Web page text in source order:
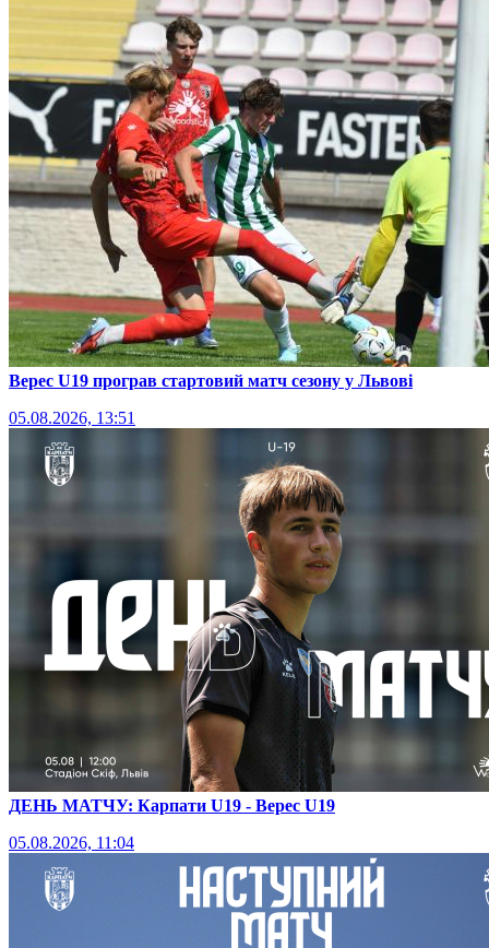
Верес U19 програв стартовий матч сезону у Львові
05.08.2026, 13:51
ДЕНЬ МАТЧУ: Карпати U19 - Верес U19
05.08.2026, 11:04